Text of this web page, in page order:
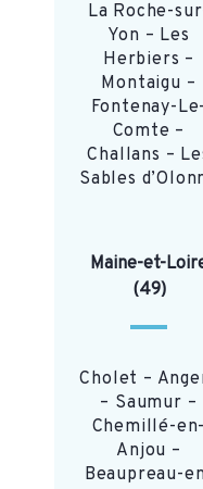
La Roche-
Yon – Les
Herbiers –
Montaigu –
Fontenay-Le-
Comte –
Challans –
Sables
Maine-et-
(49)
Cholet –
– Saumur –
Chemillé-en-
Anjou –
Beaupreau-